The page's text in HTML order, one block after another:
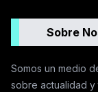
Sobre
Somos un medio
sobre actualidad y